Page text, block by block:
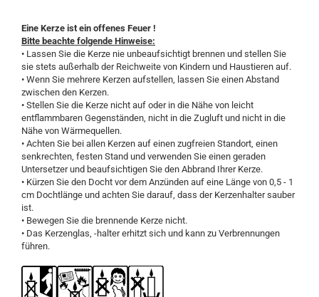
Eine Kerze ist ein offenes Feuer !
Bitte beachte folgende Hinweise:
• Lassen Sie die Kerze nie unbeaufsichtigt brennen und stellen Sie
sie stets außerhalb der Reichweite von Kindern und Haustieren auf.
• Wenn Sie mehrere Kerzen aufstellen, lassen Sie einen Abstand
zwischen den Kerzen.
• Stellen Sie die Kerze nicht auf oder in die Nähe von leicht
entflammbaren Gegenständen, nicht in die Zugluft und nicht in die
Nähe von Wärmequellen.
• Achten Sie bei allen Kerzen auf einen zugfreien Standort, einen
senkrechten, festen Stand und verwenden Sie einen geraden
Untersetzer und beaufsichtigen Sie den Abbrand Ihrer Kerze.
• Kürzen Sie den Docht vor dem Anzünden auf eine Länge von 0,5 - 1
cm Dochtlänge und achten Sie darauf, dass der Kerzenhalter sauber
ist.
• Bewegen Sie die brennende Kerze nicht.
• Das Kerzenglas, -halter erhitzt sich und kann zu Verbrennungen
führen.